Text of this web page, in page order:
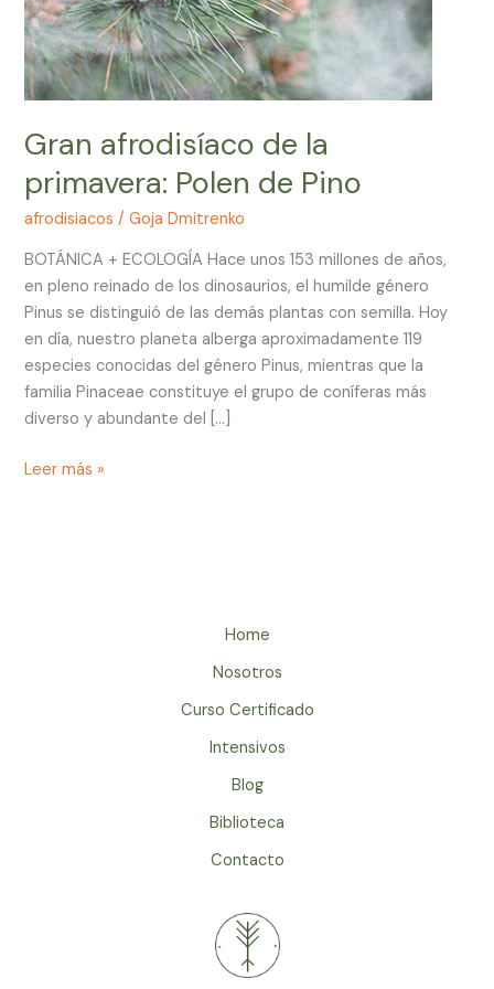
Gran afrodisíaco de la
primavera: Polen de Pino
afrodisiacos /Goja Dmitrenko
BOTÁNICA + ECOLOGÍA Hace unos 153 millones de años,
en pleno reinado de los dinosaurios, el humilde género
Pinus se distinguió de las demás plantas con semilla. Hoy
en día, nuestro planeta alberga aproximadamente 119
especies conocidas del género Pinus, mientras que la
familia Pinaceae constituye el grupo de coníferas más
diverso y abundante del […]
Leer más »
Home
Nosotros
Curso Certificado
Intensivos
Blog
Biblioteca
Contacto